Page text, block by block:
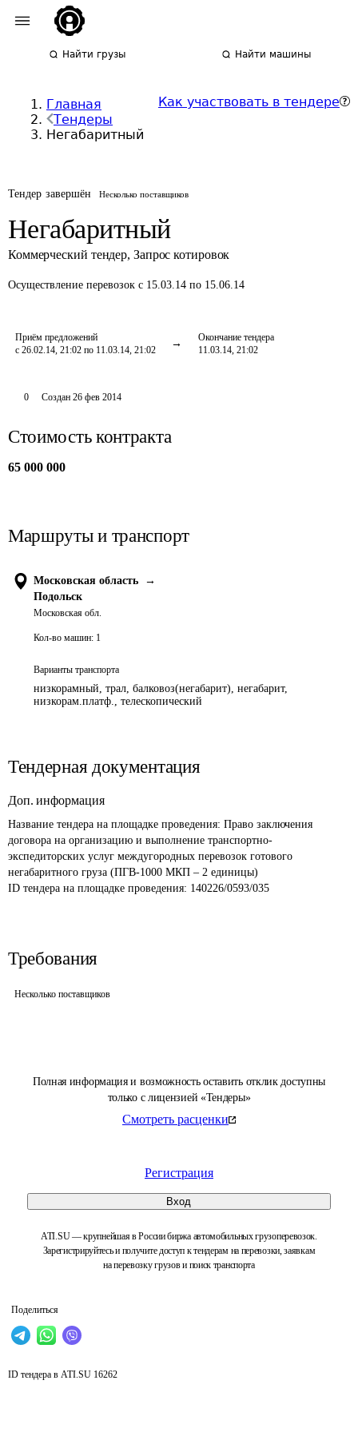
Найти грузы Найти машины
Главная
Тендеры
Негабаритный
Как участвовать в тендере
Тендер завершён Несколько поставщиков
Негабаритный
Коммерческий тендер, Запрос котировок
Осуществление перевозок с 15.03.14 по 15.06.14
Приём предложений
с 26.02.14, 21:02 по 11.03.14, 21:02
Окончание тендера
11.03.14, 21:02
Полная информация и возможность оставить отклик доступны
только с лицензией «Тендеры»
Смотреть расценки
Регистрация
Вход
ATI.SU — крупнейшая в России биржа автомобильных грузоперевозок.
Зарегистрируйтесь и получите доступ к тендерам на перевозки, заявкам
на перевозку грузов и поиск транспорта
Поделиться
0 Создан 26 фев 2014
Стоимость контракта
65 000 000
Маршруты и транспорт
Московская область
→
Подольск
Московская обл.
Кол-во машин: 1
Варианты транспорта
низкорамный, трал, балковоз(негабарит), негабарит,
низкорам.платф., телескопический
Тендерная документация
Доп. информация
Название тендера на площадке проведения: Право заключения
договора на организацию и выполнение транспортно-
экспедиторских услуг междугородных перевозок готового
негабаритного груза (ПГВ-1000 МКП – 2 единицы)
ID тендера на площадке проведения: 140226/0593/035
Требования
Несколько поставщиков
ID тендера в ATI.SU 16262